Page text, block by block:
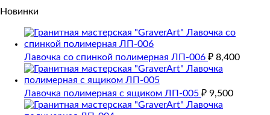
Новинки
Лавочка со спинкой полимерная ЛП-006 ₽ 8,400
Лавочка полимерная с ящиком ЛП-005 ₽ 9,500